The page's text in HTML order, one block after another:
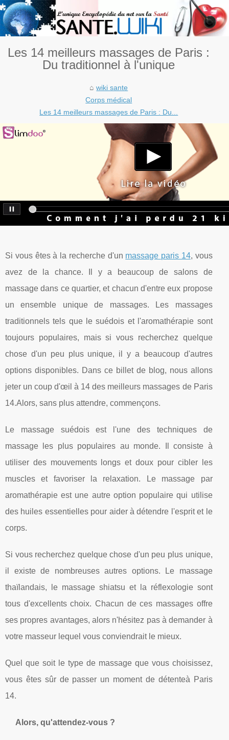
Les 14 meilleurs massages de Paris :
Du traditionnel à l'unique
wiki sante
Corps médical
Les 14 meilleurs massages de Paris : Du...
Si vous êtes à la recherche d'un massage paris 14, vous
avez de la chance. Il y a beaucoup de salons de
massage dans ce quartier, et chacun d'entre eux propose
un ensemble unique de massages. Les massages
traditionnels tels que le suédois et l'aromathérapie sont
toujours populaires, mais si vous recherchez quelque
chose d'un peu plus unique, il y a beaucoup d'autres
options disponibles. Dans ce billet de blog, nous allons
jeter un coup d'œil à 14 des meilleurs massages de Paris
14.Alors, sans plus attendre, commençons.
Le massage suédois est l'une des techniques de
massage les plus populaires au monde. Il consiste à
utiliser des mouvements longs et doux pour cibler les
muscles et favoriser la relaxation. Le massage par
aromathérapie est une autre option populaire qui utilise
des huiles essentielles pour aider à détendre l'esprit et le
corps.
Si vous recherchez quelque chose d'un peu plus unique,
il existe de nombreuses autres options. Le massage
thaïlandais, le massage shiatsu et la réflexologie sont
tous d'excellents choix. Chacun de ces massages offre
ses propres avantages, alors n'hésitez pas à demander à
votre masseur lequel vous conviendrait le mieux.
Quel que soit le type de massage que vous choisissez,
vous êtes sûr de passer un moment de détenteà Paris
14.
Alors, qu'attendez-vous ?